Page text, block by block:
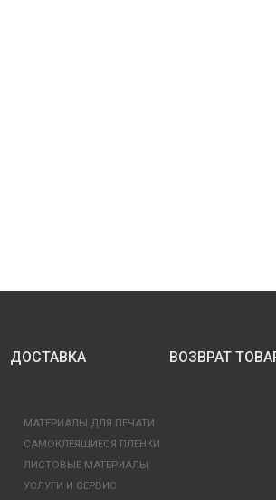
ДОСТАВКА ВОЗВРАТ
МАТЕРИАЛЫ ДЛЯ ПЕЧАТИ
САМОКЛЕЯЩИЕСЯ ПЛЕНКИ
ЛИСТОВЫЕ МАТЕРИАЛЫ
УСЛУГИ И СЕРВИС